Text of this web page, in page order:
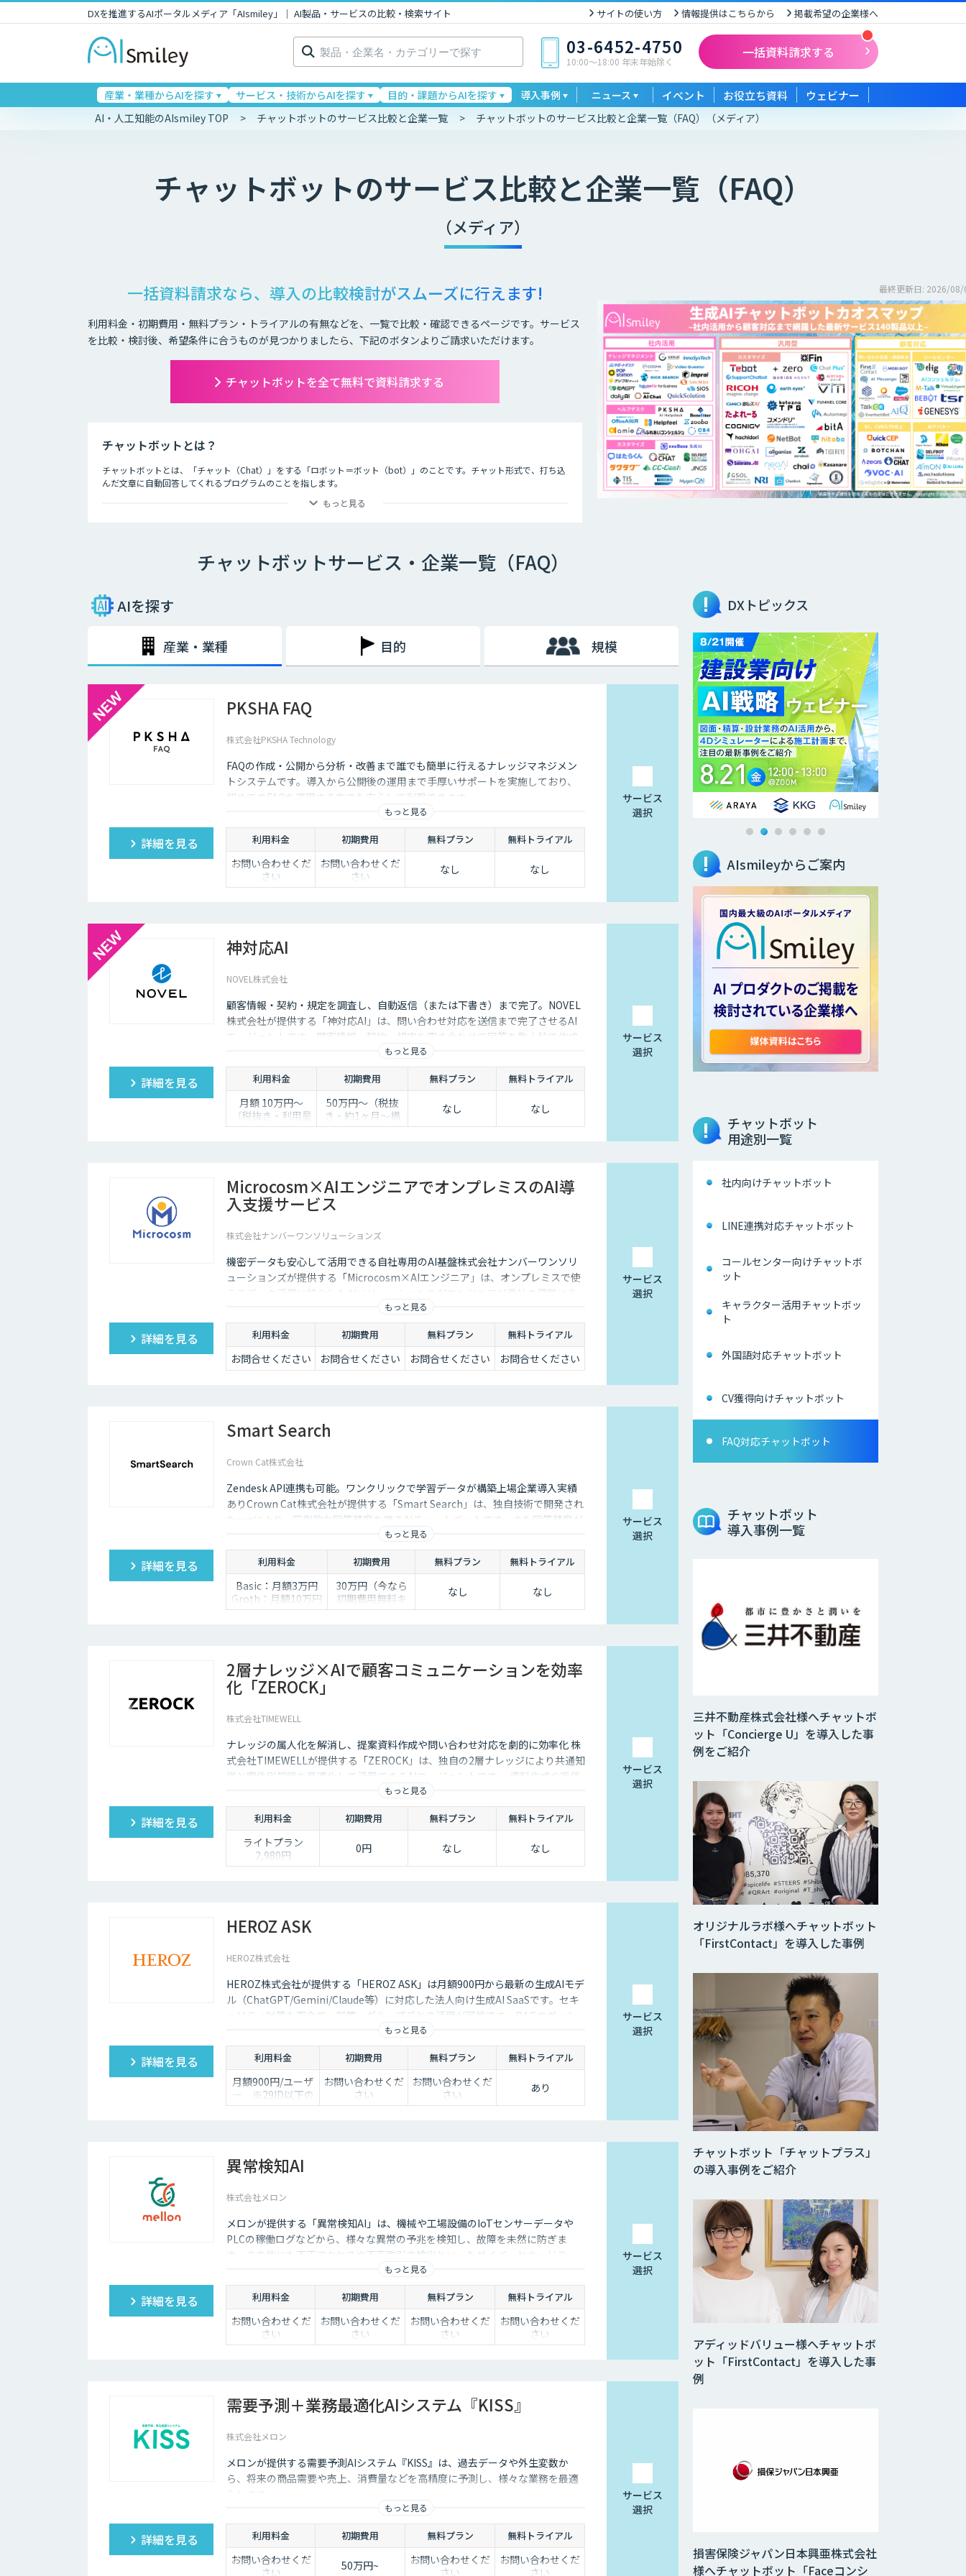
DXを推進するAIポータルメディア「AIsmiley」｜ AI製品・サービスの比較・検索サイト サイトの使い方 情報提供はこちらから 掲載希望の企業様へ
検
索: 03-6452-4750
10:00〜18:00 年末年始除く
一括資料請求する
産業・業種からAIを探す サービス・技術からAIを探す 目的・課題からAIを探す 導入事例 ニュース イベント お役立ち資料 ウェビナー
AI・人工知能のAIsmiley TOP チャットボットのサービス比較と企業一覧 チャットボットのサービス比較と企業一覧（FAQ） （メディア）
チャットボットのサービス比較と企業一覧（FAQ）
（メディア）
一括資料請求なら、導入の比較検討がスムーズに行えます!
利用料金・初期費用・無料プラン・トライアルの有無などを、一覧で比較・確認できるページです。サービス
を比較・検討後、希望条件に合うものが見つかりましたら、下記のボタンよりご請求いただけます。
チャットボットを全て無料で資料請求する
最終更新日: 2026/08/
チャットボットとは？
チャットボットとは、「チャット（Chat）」をする「ロボット＝ボット（bot）」のことです。チャット形式で、打ち込
んだ文章に自動回答してくれるプログラムのことを指します。
チャットボットは、大きく分けると「AI型」と「シナリオ型」という2つの種類が存在します。
「機械学習型」といわれる仕組みを採用したチャットボットで、文章全体の意味を理解した上で回答を返すことができる
という特徴を持っています。また、機械学習型の場合、過去のデータを蓄積して学習していくため、その学習を重ねるご
・シナリオ型チャットボットの特徴
シナリオ型チャットボットにはAIが搭載されていないため、「Aという単語が含まれていたらBを返答する」といったル
ールを人間が事前に設定しておかなければなりません。また、AI型のように学習を重ねていくわけでもないため、不適切
な返答が行われてしまう場合には、担当者が自ら修正を行う必要があります。
企業がチャットボットを導入するメリットは以下3つが挙げられます。
・24時間365日対応できる
チャットボットを導入することで得られる最大のメリットは、24時間365日対応できるという点です。スマートフォンの
普及に伴い、ユーザーはいつでもインターネット検索を行えるようになりました。そのため現在は、深夜に「この商品に
ついてもっと詳しく知りたい」と思い立つケースも少なくないのです。
そのような場合に、チャットボットを設置しておけば、ユーザーの疑問を解消することができるため、顧客満足度向上に
もつなげていくことができます。低コストで問い合わせ対応の環境を整えられるという点は大きなメリットといえるでし
・問い合わせ対応を効率化できる
ユーザーから似たような問い合わせが頻繁に寄せられることは決して珍しくありません。その質問に毎回担当者が回答し
・気軽に問い合わせできる
問い合わせの窓口が電話やメールのみの場合、問い合わせというアクションを面倒に感じてしまい、離脱してしまうユー
ザーも少なくありません。その点、チャットボットであれば普段の友人とのチャットと同じ感覚で質問することができま
す。また、「相手がロボット」という認識があるため、ユーザーもより気軽に問い合わせを行うことができるのです。
チャットボットは多種多様な業界で導入されており、様々なメリットをもたらす存在です。近年は人手不足が深刻化して
いるため、多くの企業にとってチャットボットを活用して業務効率化するべく導入が進んでおります。
もっと見る
チャットボットサービス・企業一覧（FAQ）
AIを探す
産業・業種 目的 規模
PKSHA FAQ
株式会社PKSHA Technology
FAQの作成・公開から分析・改善まで誰でも簡単に行えるナレッジマネジメン
トシステムです。導入から公開後の運用まで手厚いサポートを実施しており、
初めてのFAQを運用する方でも安心して利用できます。
もっと見る
詳細を見る 利用料金 初期費用 無料プラン 無料トライアル
お問い合わせくだ
さい
お問い合わせくだ
さい
なし なし
サービス
選択
神対応AI
NOVEL株式会社
顧客情報・契約・規定を調査し、自動返信（または下書き）まで完了。NOVEL
株式会社が提供する「神対応AI」は、問い合わせ対応を送信まで完了させるAI
エージェントです。顧客情報・契約・規定を突き合わせて回答を数十秒で作成
し、自動送信か下書き止めかを選べます。
もっと見る
詳細を見る 利用料金 初期費用 無料プラン 無料トライアル
月額 10万円〜
（税抜き・利用量
に応じて見積り）
50万円〜（税抜
き・約1ヶ月〜構
築）
なし なし
サービス
選択
Microcosm×AIエンジニアでオンプレミスのAI導
入支援サービス
株式会社ナンバーワンソリューションズ
機密データも安心して活用できる自社専用のAI基盤株式会社ナンバーワンソリ
ューションズが提供する「Microcosm×AIエンジニア」は、オンプレミスで使
えるデータ活用に特化したAIソリューションをAIエンジニアが貴社の課題に合
わせてカスタマイズするサービスです。社内に眠るデータを「会社の資産」と
して生まれ変わらせることができます。
もっと見る
詳細を見る 利用料金 初期費用 無料プラン 無料トライアル
お問合せください お問合せください お問合せください お問合せください
サービス
選択
Smart Search
Crown Cat株式会社
Zendesk API連携も可能。ワンクリックで学習データが構築上場企業導入実績
ありCrown Cat株式会社が提供する「Smart Search」は、独自技術で開発され
たragにより、圧倒的な回答精度を誇るAIチャットボットです。また回答精度が
悪い時は管理画面から簡単にご自身でチューニングができる、簡単でかつ高精
度な特徴があります。
もっと見る
詳細を見る 利用料金 初期費用 無料プラン 無料トライアル
Basic：月額3万円
Groth：月額10万円
Enterprise：月額20
額 ３０日間限定
30万円（今なら
初期費用無料キ
ャンペーン中）
なし なし
サービス
選択
2層ナレッジ×AIで顧客コミュニケーションを効率
化「ZEROCK」
株式会社TIMEWELL
ナレッジの属人化を解消し、提案資料作成や問い合わせ対応を劇的に効率化 株
式会社TIMEWELLが提供する「ZEROCK」は、独自の2層ナレッジにより共通知
識と案件別知識を最適化して活用できるAIエージェントです 。資料作成や返信
工数を最大80%削減し、商談獲得までを自動化します。
もっと見る
詳細を見る 利用料金 初期費用 無料プラン 無料トライアル
ライトプラン
2,980円
「まずは個人でAI
・AIチャット無制
限で、日々の壁打
※AIスライド作成
あり
スタンダードプラ
劇的に変えたい」
方に
・5名様まで一律
料金で使い放題
・全機能制限な
の生産性を最大化
0円 なし なし
サービス
選択
HEROZ ASK
HEROZ株式会社
HEROZ株式会社が提供する「HEROZ ASK」は月額900円から最新の生成AIモデ
ル（ChatGPT/Gemini/Claude等）に対応した法人向け生成AI SaaSです。セキ
ュリティ対策も万全で、部署・グループごとの活用が可能です。RAGやダッシ
ュボードの搭載から議事録やOCR、スライド生成等のオプション機能も充実し
ており、社内の生成AI活用の促進、定着までを伴走して支援します。
もっと見る
詳細を見る 利用料金 初期費用 無料プラン 無料トライアル
月額900円/ユーザ
ー ※29ID以下の
ご契約は、月額
お問い合わせくだ
さい
お問い合わせくだ
さい
あり
サービス
選択
異常検知AI
株式会社メロン
メロンが提供する「異常検知AI」は、機械や工場設備のIoTセンサーデータや
PLCの稼働ログなどから、様々な異常の予兆を検知し、故障を未然に防ぎま
す。その他にも不正アクセスや不正取引の検出といったサイバーセキュリティ
もっと見る
詳細を見る 利用料金 初期費用 無料プラン 無料トライアル
お問い合わせくだ
さい
お問い合わせくだ
さい
お問い合わせくだ
さい
お問い合わせくだ
さい
サービス
選択
需要予測＋業務最適化AIシステム『KISS』
株式会社メロン
メロンが提供する需要予測AIシステム『KISS』は、過去データや外生変数か
ら、将来の商品需要や売上、消費量などを高精度に予測し、様々な業務を最適
化します。
もっと見る
詳細を見る 利用料金 初期費用 無料プラン 無料トライアル
お問い合わせくだ
さい
50万円~
お問い合わせくだ
さい
お問い合わせくだ
さい
サービス
選択
DXトピックス
AIsmileyからご案内
チャットボット
用途別一覧
社内向けチャットボット
LINE連携対応チャットボット
コールセンター向けチャットボ
ット
キャラクター活用チャットボッ
ト
外国語対応チャットボット
CV獲得向けチャットボット
FAQ対応チャットボット
チャットボット
導入事例一覧
損害保険ジャパン日本興亜株式会社
様へチャットボット「Faceコンシ
オリジナルラボ様へチャットボット
「FirstContact」を導入した事例
アディッドバリュー様へチャットボ
ット「FirstContact」を導入した事
例
チャットボット「チャットプラス」
の導入事例をご紹介
三井不動産株式会社様へチャットボ
ット「Concierge U」を導入した事
例をご紹介